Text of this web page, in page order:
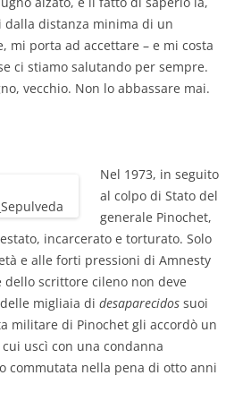
distanza minima di un
mi porta ad accettare – e mi costa
ci stiamo salutando per sempre.
vecchio. Non lo abbassare mai.
Nel 1973, in seguito
al colpo di Stato del
generale Pinochet,
incarcerato e torturato. Solo
e alle forti pressioni di Amnesty
scrittore cileno non deve
migliaia di desaparecidos suoi
militare di Pinochet gli accordò un
uscì con una condanna
commutata nella pena di otto anni